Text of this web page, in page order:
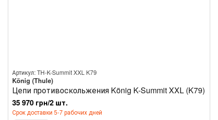
Артикул: TH-K-Summit XXL K79
König (Thule)
Цепи противоскольжения König K-Summit XXL (K79)
35 970 грн/2 шт.
Срок доставки 5-7 рабочих дней